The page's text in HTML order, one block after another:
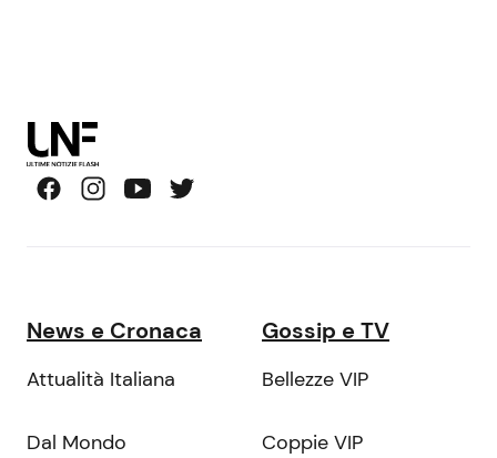
News e Cronaca
Attualità Italiana
Dal Mondo
Gossip e TV
Bellezze VIP
Coppie VIP